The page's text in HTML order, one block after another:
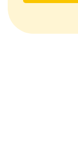
fatturazione,
questi ultimi,
sottolineare
sempre
giuridiche
dal campo di